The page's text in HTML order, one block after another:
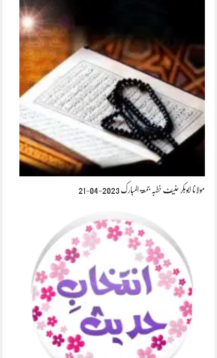
مولانا ابوبکر حنیف خطبہ جمعۃ المبارک 2023-04-21